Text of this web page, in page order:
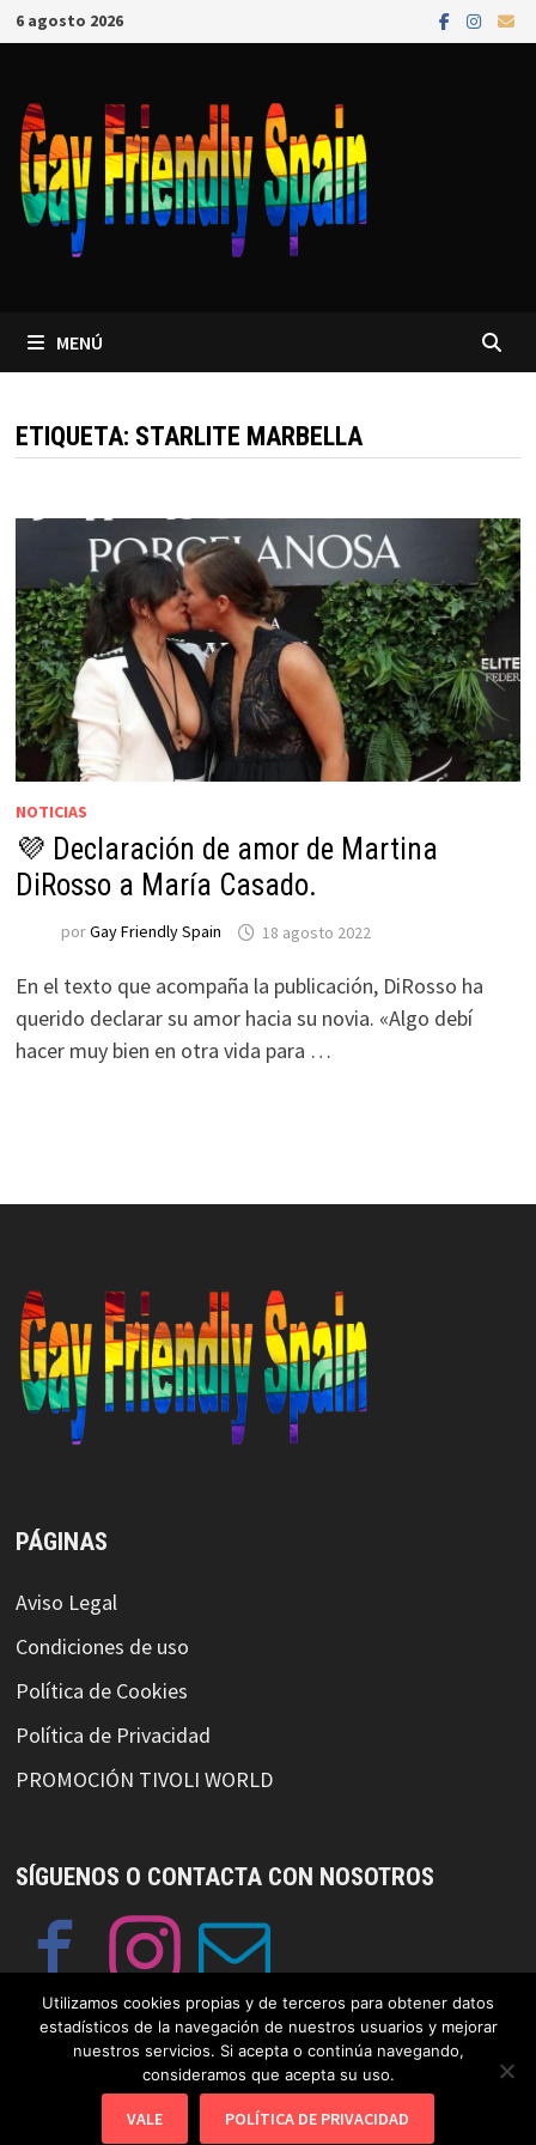
6 agosto 2026
MENÚ
ETIQUETA: STARLITE MARBELLA
NOTICIAS
💜 Declaración de amor de Martina
DiRosso a María Casado.
porGay Friendly Spain 18 agosto 2022
En el texto que acompaña la publicación, DiRosso ha
querido declarar su amor hacia su novia. «Algo debí
hacer muy bien en otra vida para …
PÁGINAS
Aviso Legal
Condiciones de uso
Política de Cookies
Política de Privacidad
PROMOCIÓN TIVOLI WORLD
SÍGUENOS O CONTACTA CON NOSOTROS
© Copyright GayFriendlySpain 2019 Funciona conWordPress
Utilizamos cookies propias y de terceros para obtener datos
estadísticos de la navegación de nuestros usuarios y mejorar
nuestros servicios. Si acepta o continúa navegando,
consideramos que acepta su uso.
VALE POLÍTICA DE PRIVACIDAD